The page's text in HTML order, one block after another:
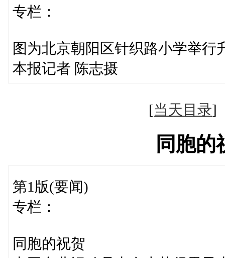
专栏：
图为北京朝阳区针织路小学举行
本报记者 陈志摄
[当天目录
同胞的
第1版(要闻)
专栏：
同胞的祝贺